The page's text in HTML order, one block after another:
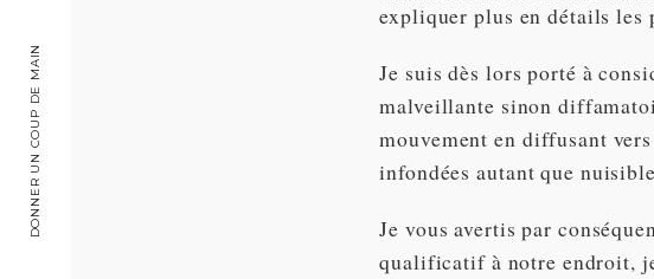
DONNER UN COUP DE MAIN
expliquer plus en détails les
Je suis dès lors porté à
malveillante sinon
mouvement en diffusant
infondées autant que
Je vous avertis par
qualificatif à notre endroit,